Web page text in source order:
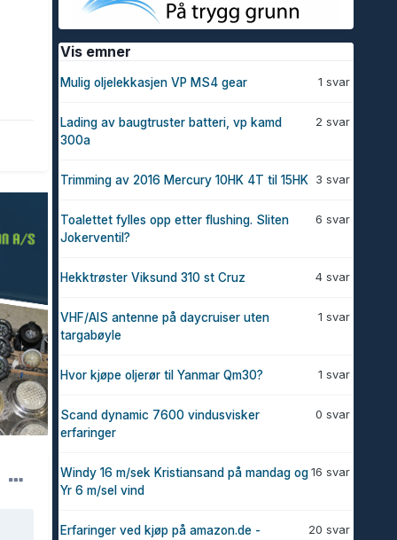
Vis emner
1 svar
Mulig oljelekkasjen VP MS4 gear
2 svar
Lading av baugtruster batteri, vp kamd
300a
3 svar
Trimming av 2016 Mercury 10HK 4T til 15HK
6 svar
Toalettet fylles opp etter flushing. Sliten
Jokerventil?
4 svar
Hekktrøster Viksund 310 st Cruz
1 svar
VHF/AIS antenne på daycruiser uten
targabøyle
1 svar
Hvor kjøpe oljerør til Yanmar Qm30?
0 svar
Scand dynamic 7600 vindusvisker
erfaringer
16 svar
Windy 16 m/sek Kristiansand på mandag og
Yr 6 m/sel vind
20 svar
Erfaringer ved kjøp på amazon.de -